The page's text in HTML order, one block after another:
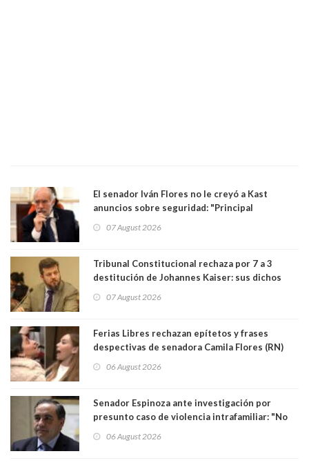
El senador Iván Flores no le creyó a Kast
anuncios sobre seguridad: "Principal
perseguir ruta del dinero y levantar secreto
07 August 2026
Tribunal Constitucional rechaza por 7 a 3
destitución de Johannes Kaiser: sus dichos
justicia constitucional porque no es diputado
07 August 2026
Ferias Libres rechazan epítetos y frases
despectivas de senadora Camila Flores (RN)
06 August 2026
Senador Espinoza ante investigación por
presunto caso de violencia intrafamiliar: "No
antecedentes a Tribunal Supremo
06 August 2026